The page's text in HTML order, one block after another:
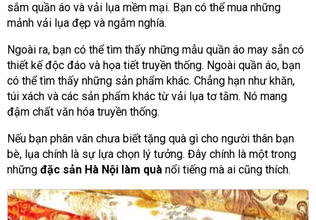
sắm quần áo và vải lụa mềm mại. Bạn có thể mua những
mảnh vải lụa đẹp và ngắm nghía.
Ngoài ra, bạn có thể tìm thấy những mẫu quần áo may sẵn có
thiết kế độc đáo và họa tiết truyền thống. Ngoài quần áo, bạn
có thể tìm thấy những sản phẩm khác. Chẳng hạn như khăn,
túi xách và các sản phẩm khác từ vải lụa tơ tằm. Nó mang
đậm chất văn hóa truyền thống.
Nếu bạn phân vân chưa biết tặng quà gì cho người thân bạn
bè, lụa chính là sự lựa chọn lý tưởng. Đây chính là một trong
những đặc sản Hà Nội làm quà nổi tiếng mà ai cũng thích.